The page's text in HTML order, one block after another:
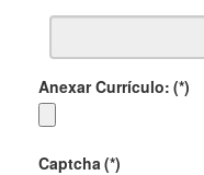
Anexar Currículo: (*)
Captcha (*)